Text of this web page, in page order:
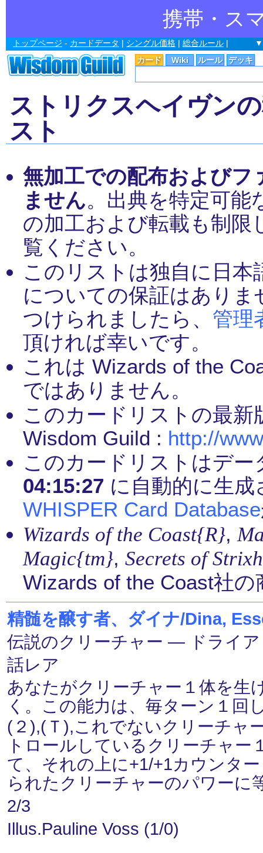
携帯・ス
カード Wiki ルール デッキ
トップページ - カードデータ | シングル価格 | 総合ルール |
ストリクスヘイヴン
スト
無加工での配布およびフ
ません。出典を特定可能
の加工および転載も制限
覧ください。
このリストは独自に日
についての保証はあり
つけられましたら、 管理
頂ければ幸いです。
これは Wizards of the
ではありません。
このカードリストの最
Wisdom Guild : http://
このカードリストはデ
04:15:27 に自動的に生
WHISPER Card Database
Wizards of the Coast{R},
Magic{tm}, Secrets of
Wizards of the Coast社の
精髄を醸す者、ダイナ/Dina,
伝説のクリーチャー ― ドライ
話レア
あなたがクリーチャー１体を生
く。この能力は、毎ターン１回
(２),(Ｔ),これでないクリーチャ
トロールしているクリーチャ
て、それの上に+1/+1カウンタ
られたクリーチャーのパワーに
2/3
Illus.Pauline Voss (1/0)